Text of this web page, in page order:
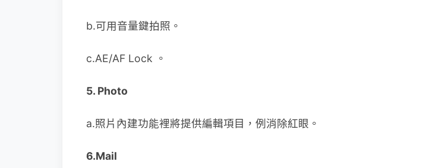
b.可用音量鍵拍照。
c.AE/AF Lock 。
5. Photo
a.照片內建功能裡將提供編輯項目，例消除紅眼。
6.Mail